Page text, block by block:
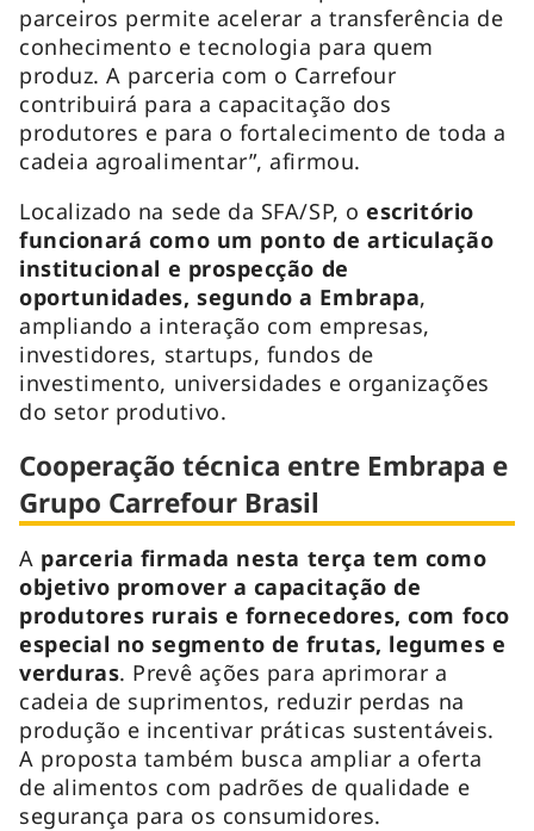
parceiros permite acelerar a transferência de
conhecimento e tecnologia para quem
produz. A parceria com o Carrefour
contribuirá para a capacitação dos
produtores e para o fortalecimento de toda a
cadeia agroalimentar”, afirmou.
Localizado na sede da SFA/SP, oescritório
funcionará como um ponto de articulação
institucional e prospecção de
oportunidades, segundo a Embrapa,
ampliando a interação com empresas,
investidores, startups, fundos de
investimento, universidades e organizações
do setor produtivo.
Cooperação técnica entre Embrapa e
Grupo Carrefour Brasil
A parceria firmada nesta terça tem como
objetivo promover a capacitação de
produtores rurais e fornecedores, com foco
especial no segmento de frutas, legumes e
verduras. Prevê ações para aprimorar a
cadeia de suprimentos, reduzir perdas na
produção e incentivar práticas sustentáveis.
A proposta também busca ampliar a oferta
de alimentos com padrões de qualidade e
segurança para os consumidores.